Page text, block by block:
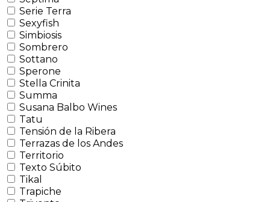
Serie Terra
Sexyfish
Simbiosis
Sombrero
Sottano
Sperone
Stella Crinita
Summa
Susana Balbo Wines
Tatu
Tensión de la Ribera
Terrazas de los Andes
Territorio
Texto Súbito
Tikal
Trapiche